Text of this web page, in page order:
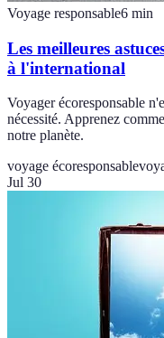
Voyage responsable6 min
Les meilleures
à l'international
Voyager écoresponsable
nécessité. Apprenez
notre planète.
voyage écoresponsable
Jul 30